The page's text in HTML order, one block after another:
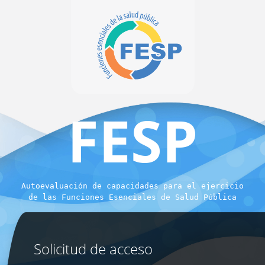
FESP
Autoevaluación de capacidades para el ejercicio
de las Funciones Esenciales de Salud Pública
Solicitud de acceso